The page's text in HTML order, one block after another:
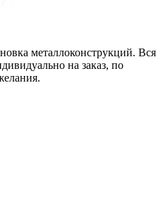
металлоконструкций. Вся
на заказ, по